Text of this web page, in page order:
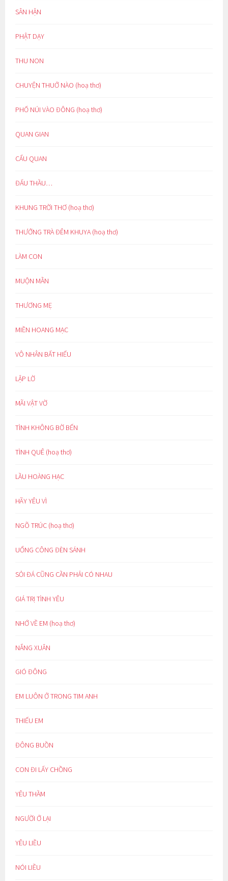
SÂN HẬN
PHẬT DẠY
THU NON
CHUYỆN THUỞ NÀO (hoạ thơ)
PHỐ NÚI VÀO ĐÔNG (hoạ thơ)
QUAN GIAN
CẨU QUAN
ĐẤU THẦU…
KHUNG TRỜI THƠ (hoạ thơ)
THƯỞNG TRÀ ĐÊM KHUYA (hoạ thơ)
LÀM CON
MUỘN MẰN
THƯƠNG MẸ
MIỀN HOANG MẠC
VÔ NHÂN BẤT HIẾU
LẬP LỜ
MÃI VẬT VỜ
TÌNH KHÔNG BỜ BẾN
TÌNH QUÊ (hoạ thơ)
LẦU HOÀNG HẠC
HÃY YÊU VÌ
NGÕ TRÚC (hoạ thơ)
UỔNG CÔNG ĐÈN SÁNH
SỎI ĐÁ CŨNG CẦN PHẢI CÓ NHAU
GIÁ TRỊ TÌNH YÊU
NHỚ VỀ EM (hoạ thơ)
NẮNG XUÂN
GIÓ ĐÔNG
EM LUÔN Ở TRONG TIM ANH
THIẾU EM
ĐÔNG BUỒN
CON ĐI LẤY CHỒNG
YÊU THẦM
NGƯỜI Ở LẠI
YÊU LIỀU
NÓI LIỀU